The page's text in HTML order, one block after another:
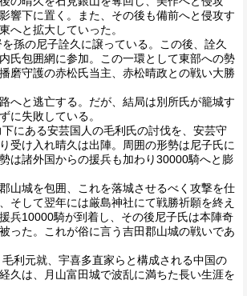
響下に置く。また、その後も備前へと侵攻す
へと拡大していった。
孫の尼子詮久に譲っている。この後、詮久
氏包囲網に参加。この一環として東部への勢
磨守護の赤松氏当主、赤松晴政との戦い大勝
へと逃亡する。だが、結局は別所氏が籠城す
に失敗している。
にある安芸国人の毛利氏の討伐を、安芸守
受け入れ晴久は出陣。周囲の形勢は尼子氏に
は諸外国からの援兵も加わり30000騎へと膨
山城を包囲、これを落城させるべく攻撃を仕
そして翌年には厳島神社にて戦勝祈願を終え
兵10000騎が到着し、その後尼子氏は本陣奇
った。これが俗に言う吉田郡山城の戦いであ
利元就、宇喜多直家らと構成される中国の
久は、月山富田城で波乱に満ちた長い生涯を